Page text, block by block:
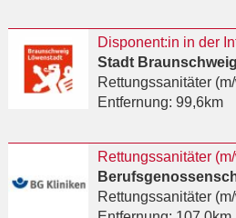
Rettungssanitäter
Entfernung: 99,6km
Rettungssanitäter
Rettungssanitäter